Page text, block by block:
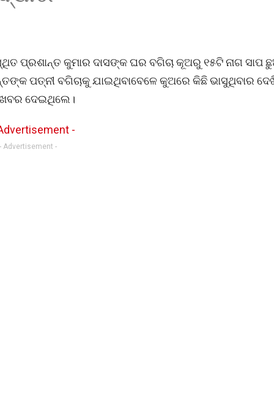
ପ୍ରଶାନ୍ତ କୁମାର ଦାସଙ୍କ ଘର ବଗିଚା କୂଅରୁ ୧୫ଟି ନାଗ ସାପ
ପତ୍ନୀ ବଗିଚାକୁ ଯାଇଥିବାବେଳେ କୁଅରେ କିଛି ଭାସୁଥିବାର
ଦେଇଥିଲେ।
- Advertisement -